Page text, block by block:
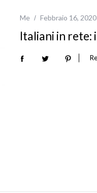
Me Febbraio 16, 2020
Italiani in rete: